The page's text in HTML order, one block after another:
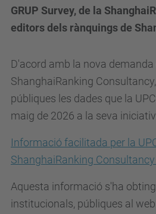
GRUP Survey, de la
editors dels rànquings de
D'acord amb la nova demanda
ShanghaiRanking
públiques les dades que la
maig de 2026 a la seva
Informació facilitada per la
ShanghaiRanking Consultancy
Aquesta informació s'ha
institucionals, públiques al